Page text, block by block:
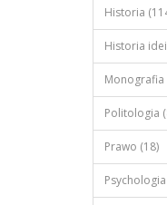
Historia
Historia
Monografia
Politologia
Prawo (18)